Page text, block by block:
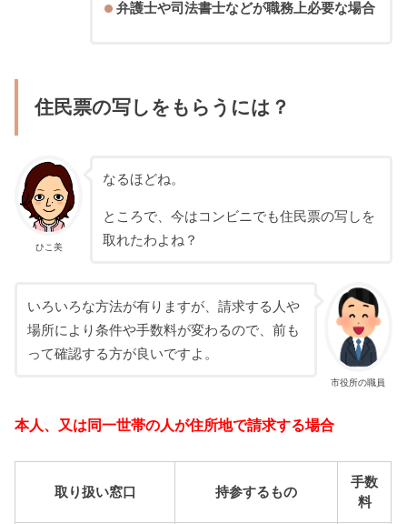
弁護士や司法書士などが職務上必要な場合
住民票の写しをもらうには？
ひこ美
なるほどね。
ところで、今はコンビニでも住民票の写しを
取れたわよね？
市役所の職員
いろいろな方法が有りますが、請求する人や
場所により条件や手数料が変わるので、前も
って確認する方が良いですよ。
本人、又は同一世帯の人が住所地で請求する場合
取り扱い窓口 持参するもの
手数
料